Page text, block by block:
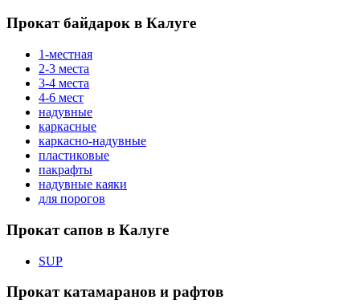
Прокат байдарок в Калуге
1-местная
2-3 места
3-4 места
4-6 мест
надувные
каркасные
каркасно-надувные
пластиковые
пакрафты
надувные каяки
для порогов
Прокат сапов в Калуге
SUP
Прокат катамаранов и рафтов